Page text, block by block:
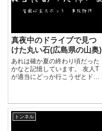
真夜中のドライブで見つ
けた丸い石(広島県の山奥)
あれは確か夏の終わり頃だった
かなと記憶しています。 友人T
が適当にどっか行こうぜとドラ
みでバイトもしていなく、暇だ
った私は二つ返事で...
トンネル